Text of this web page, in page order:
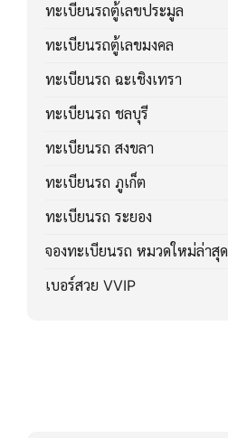
ทะเบียนรถตู้เลขประมูล
ทะเบียนรถตู้เลขมงคล
ทะเบียนรถ ฉะเชิงเทรา
ทะเบียนรถ ชลบุรี
ทะเบียนรถ สงขลา
ทะเบียนรถ ภูเก็ต
ทะเบียนรถ ระยอง
จองทะเบียนรถ หมวดใหม่ล่าสุด
เบอร์สวย VVIP